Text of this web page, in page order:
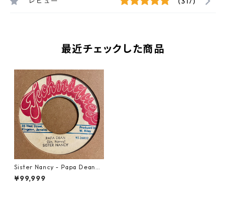
最近チェックした商品
Sister Nancy - Papa Dean
【7-21531】
¥99,999